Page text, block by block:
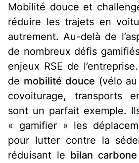
Mobilité douce et
réduire les trajets en
autrement. Au-delà de
de nombreux défis
enjeux RSE de
de mobilité douce (vélo
covoiturage, transports
sont un parfait exemple.
« gamifier » les
pour lutter contre la
réduisant le bilan carbone